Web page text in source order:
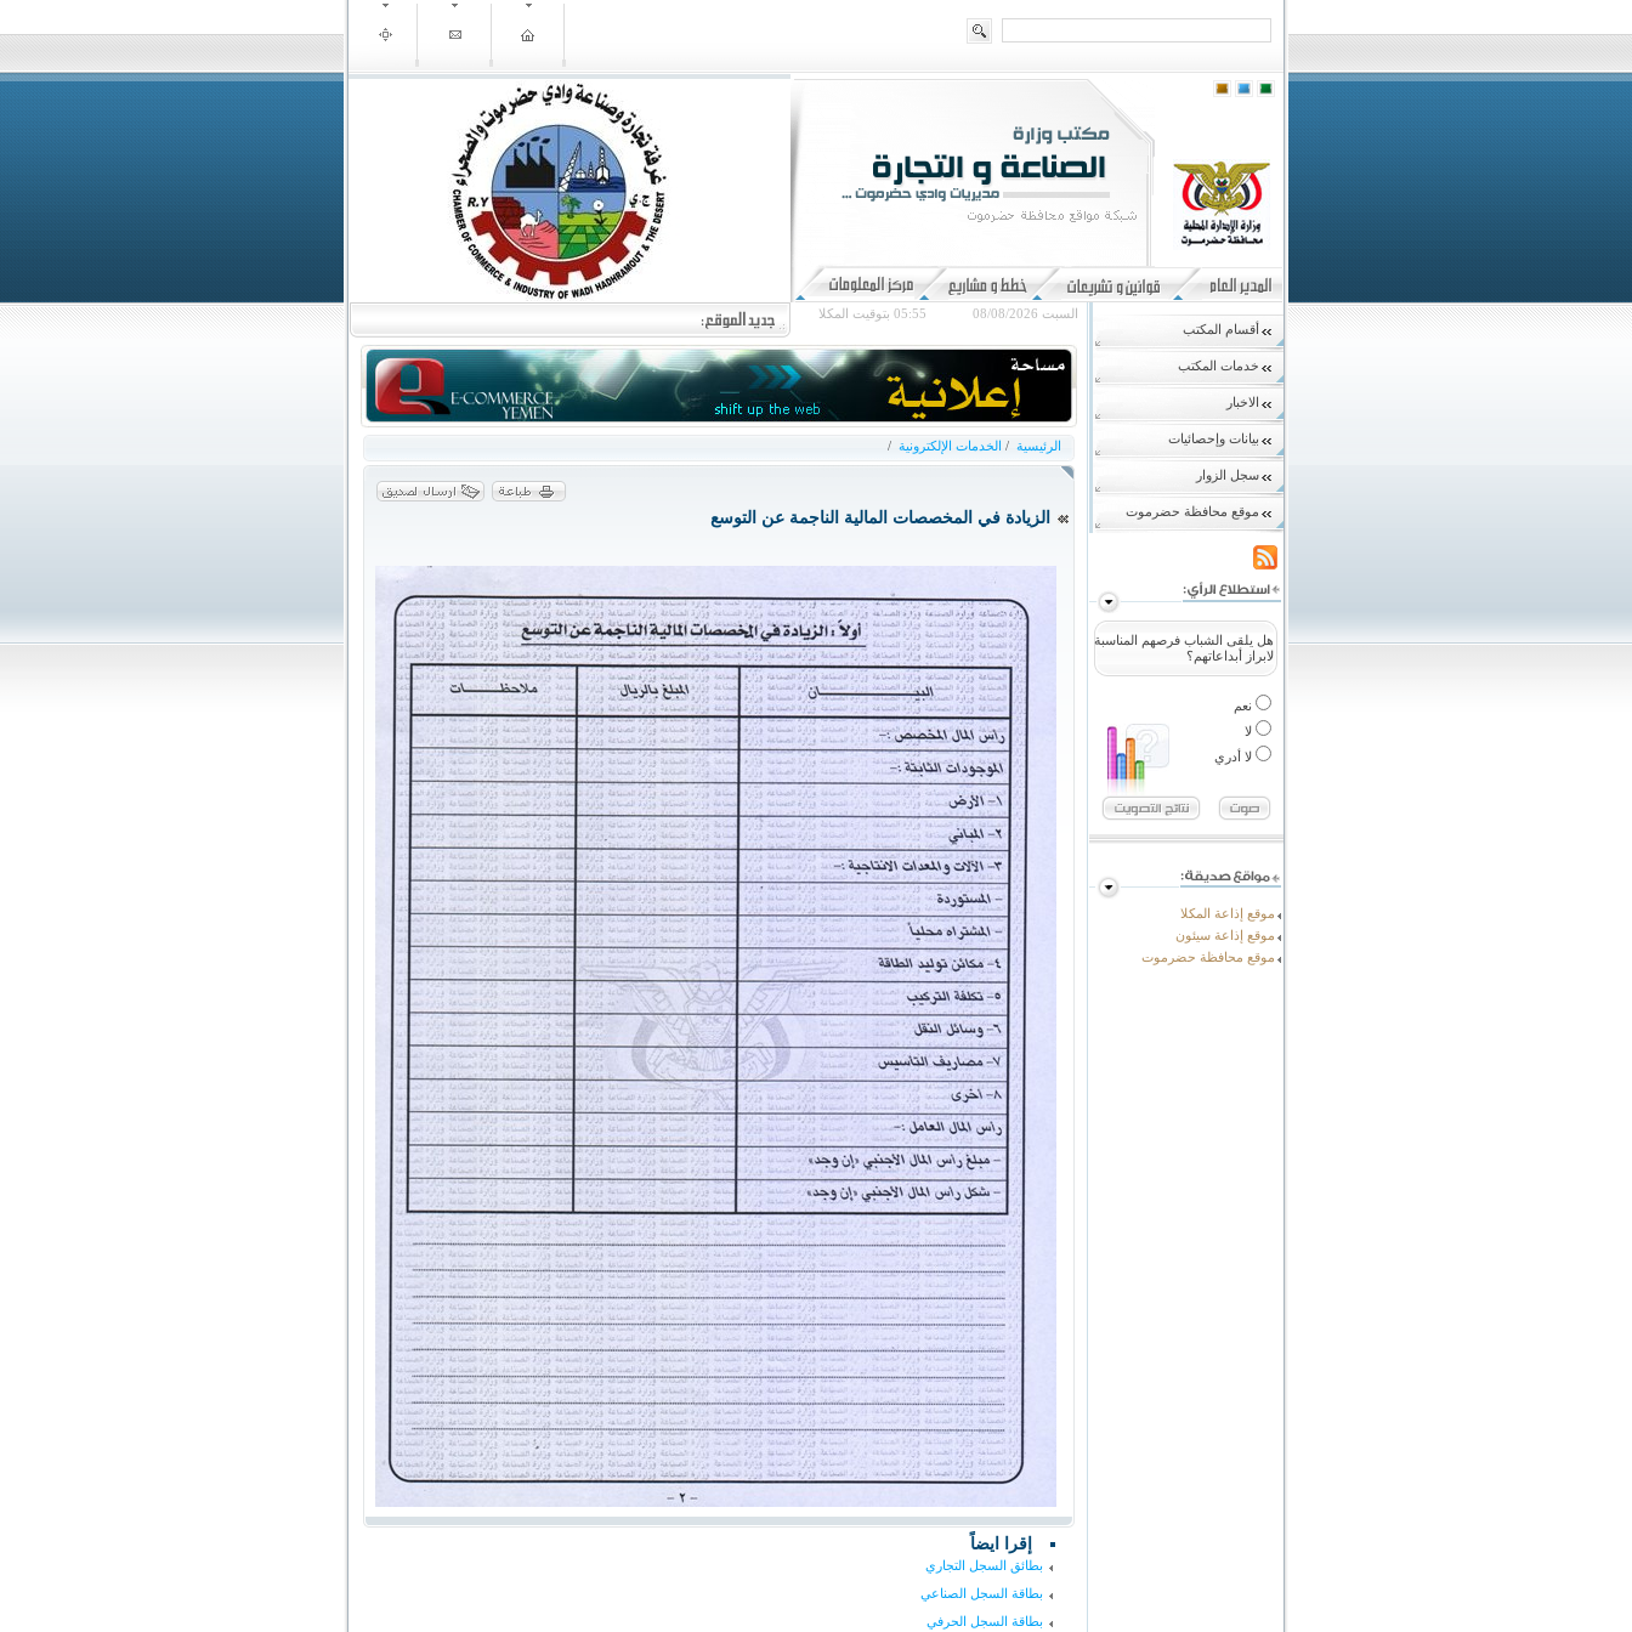
السبت 08/08/2026 05:55 بتوقيت المكلا
أقسام المكتب
خدمات المكتب
الاخبار
بيانات وإحصائيات
سجل الزوار
موقع محافظة حضرموت
هل يلقى الشباب فرصهم المناسبة
لابراز أبداعاتهم؟
نعم
لا
لا أدري
موقع إذاعة المكلا
موقع إذاعة سيئون
موقع محافظة حضرموت
الرئيسية / الخدمات الإلكترونية /
الزيادة في المخصصات المالية الناجمة عن التوسع
إقرا ايضاً
بطائق السجل التجاري
بطاقة السجل الصناعي
بطاقة السجل الحرفي